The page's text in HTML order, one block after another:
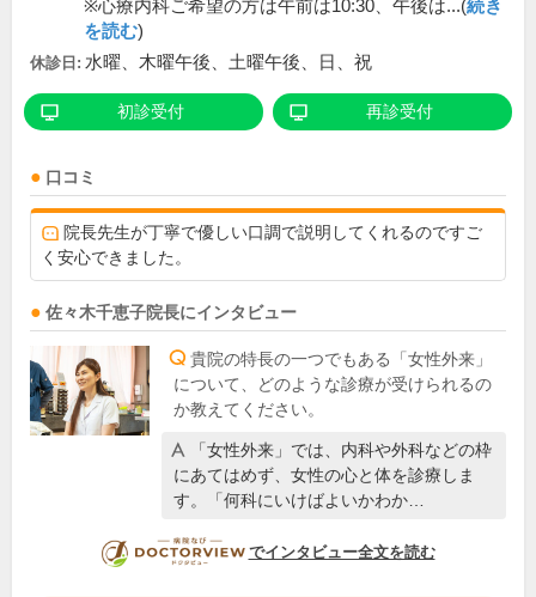
※心療内科ご希望の方は午前は10:30、午後は...(続き
を読む)
休診日: 水曜、木曜午後、土曜午後、日、祝
初診受付 再診受付
口コミ
院長先生が丁寧で優しい口調で説明してくれるのですご
く安心できました。
佐々木千恵子院長にインタビュー
貴院の特長の一つでもある「女性外来」
について、どのような診療が受けられるの
か教えてください。
「女性外来」では、内科や外科などの枠
にあてはめず、女性の心と体を診療しま
す。「何科にいけばよいかわか…
DOCTORVIEW
でインタビュー全文を読む